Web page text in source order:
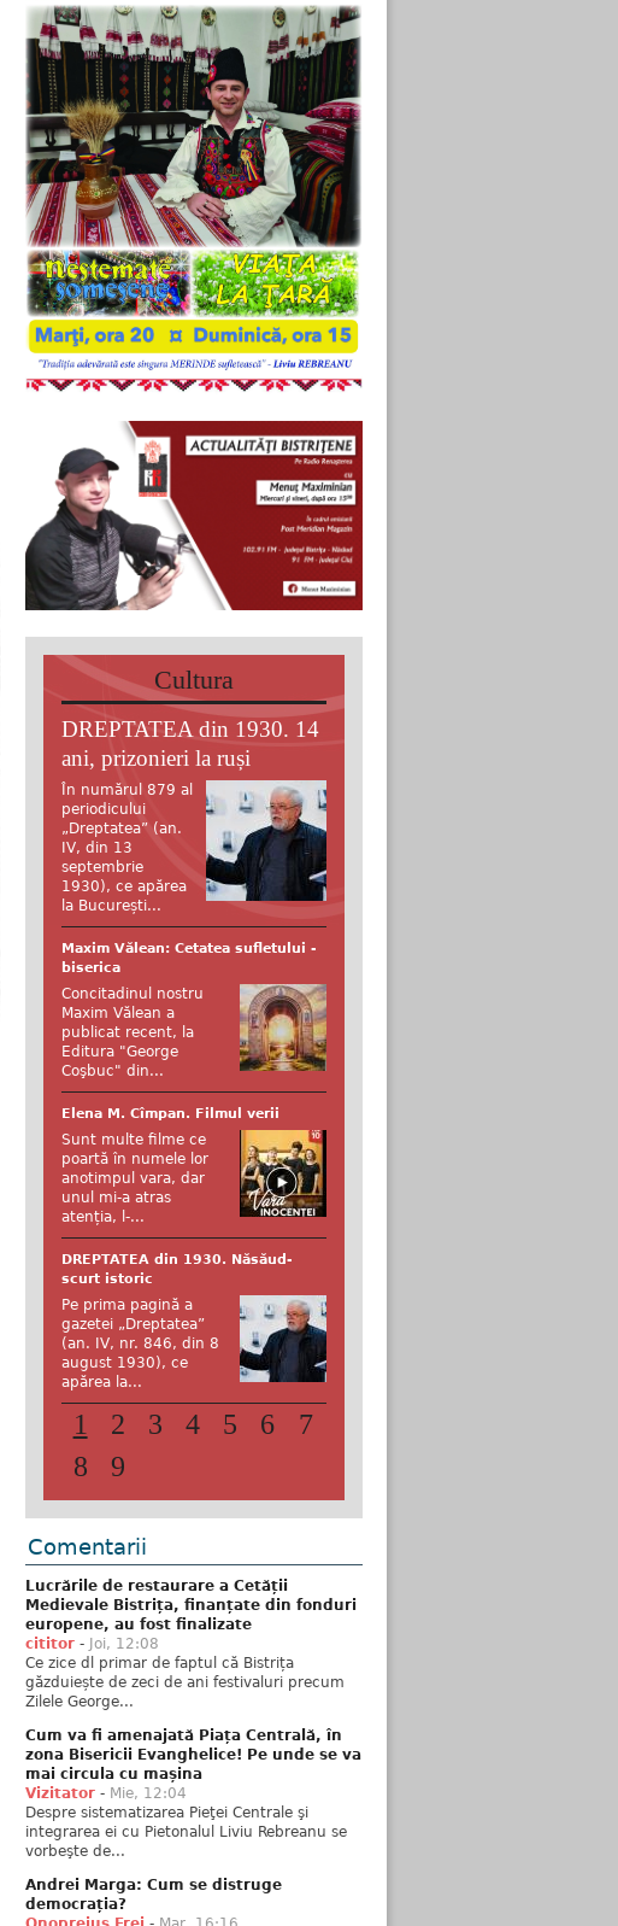
Cultura
DREPTATEA din 1930. 14
ani, prizonieri la ruși
În numărul 879 al
periodicului
„Dreptatea” (an.
IV, din 13
septembrie
1930), ce apărea
la București...
Maxim Vălean: Cetatea sufletului -
biserica
Concitadinul nostru
Maxim Vălean a
publicat recent, la
Editura "George
Coşbuc" din...
Elena M. Cîmpan. Filmul verii
Sunt multe filme ce
poartă în numele lor
anotimpul vara, dar
unul mi-a atras
atenția, l-...
DREPTATEA din 1930. Năsăud-
scurt istoric
Pe prima pagină a
gazetei „Dreptatea”
(an. IV, nr. 846, din 8
august 1930), ce
apărea la...
1 2 3 4 5 6
7
8
9
Comentarii
Lucrările de restaurare a Cetății
Medievale Bistrița, finanțate din fonduri
europene, au fost finalizate
cititor - Joi, 12:08
Ce zice dl primar de faptul că Bistrița
găzduiește de zeci de ani festivaluri precum
Zilele George...
Cum va fi amenajată Piața Centrală, în
zona Bisericii Evanghelice! Pe unde se va
mai circula cu mașina
Vizitator - Mie, 12:04
Despre sistematizarea Pieţei Centrale şi
integrarea ei cu Pietonalul Liviu Rebreanu se
vorbeşte de...
Andrei Marga: Cum se distruge
democrația?